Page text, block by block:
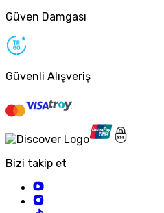
Güven Damgası
Güvenli Alışveriş
Bizi takip et